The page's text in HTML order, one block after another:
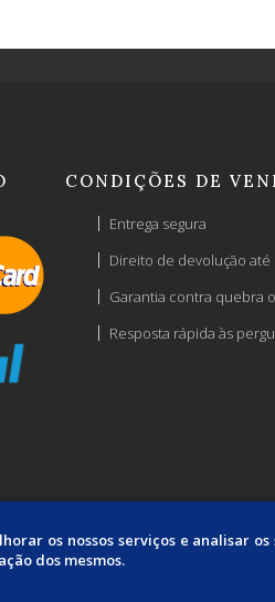
os nossos serviços e analisar
dos mesmos.
CONDIÇÕES DE
Entrega segura
Direito de devolução até
Garantia contra quebra
Resposta rápida às